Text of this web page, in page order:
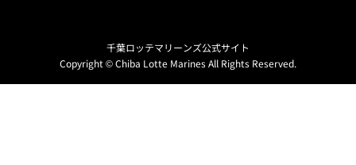
千葉ロッテマリーンズ公式サイト
Copyright © Chiba Lotte Marines All Rights Reserved.